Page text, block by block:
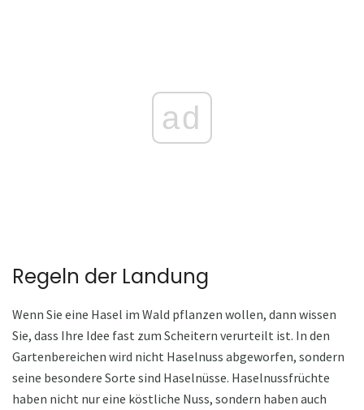
ad
Regeln der Landung
Wenn Sie eine Hasel im Wald pflanzen wollen, dann wissen
Sie, dass Ihre Idee fast zum Scheitern verurteilt ist. In den
Gartenbereichen wird nicht Haselnuss abgeworfen, sondern
seine besondere Sorte sind Haselnüsse. Haselnussfrüchte
haben nicht nur eine köstliche Nuss, sondern haben auch